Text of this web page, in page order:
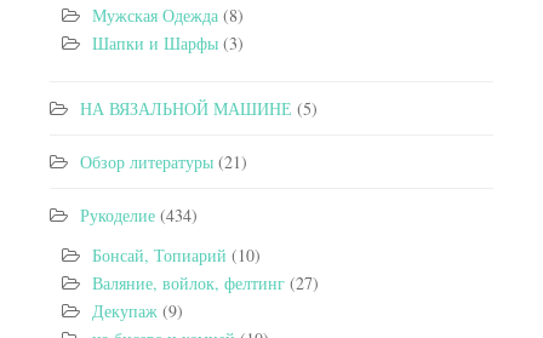
Мужская Одежда (8)
Шапки и Шарфы (3)
НА ВЯЗАЛЬНОЙ МАШИНЕ (5)
Обзор литературы (21)
Рукоделие (434)
Бонсай, Топиарий (10)
Валяние, войлок, фелтинг (27)
Декупаж (9)